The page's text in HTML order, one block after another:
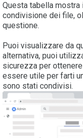
Questa tabella
condivisione dei file,
questione.
Puoi visualizzare da
alternativa, puoi
sicurezza per
essere utile per farti
sono stati condivisi.